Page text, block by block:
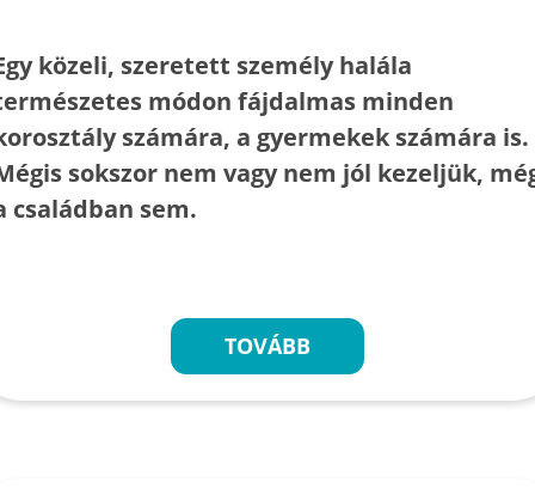
közeli, szeretett személy halála
módon fájdalmas minden
számára, a gyermekek számára is.
sokszor nem vagy nem jól kezeljük,
családban sem.
TOVÁBB